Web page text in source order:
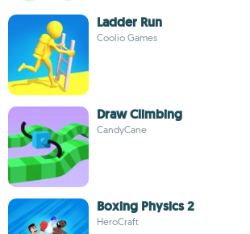
Ladder Run
Coolio Games
Draw Climbing
CandyCane
Boxing Physics 2
HeroCraft